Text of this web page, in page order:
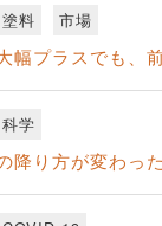
塗料 市場
幅プラスでも、
科学
降り方が変わっ